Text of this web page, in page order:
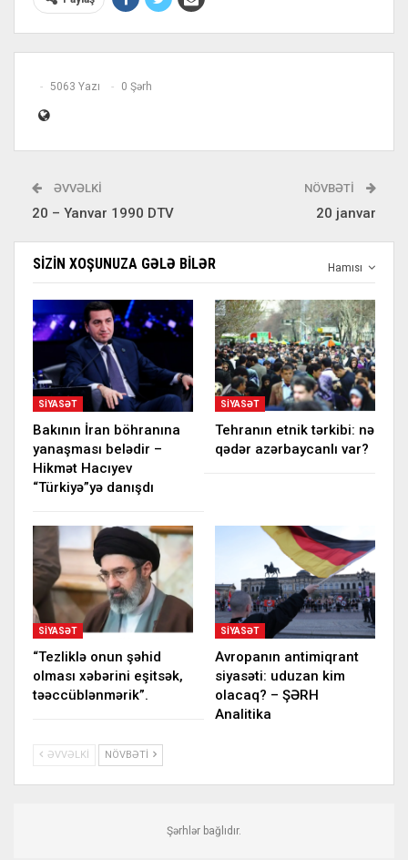
5063 Yazı 0 Şərh
ƏVVƏLKI
20 – Yanvar 1990 DTV
NÖVBƏTI
20 janvar
Hamısı
SIZIN XOŞUNUZA GƏLƏ BILƏR
SIYASƏT
Bakının İran böhranına
yanaşması belədir –
Hikmət Hacıyev
“Türkiyə”yə danışdı
SIYASƏT
Tehranın etnik tərkibi: nə
qədər azərbaycanlı var?
SIYASƏT
“Tezliklə onun şəhid
olması xəbərini eşitsək,
təəccüblənmərik”.
SIYASƏT
Avropanın antimiqrant
siyasəti: uduzan kim
olacaq? – ŞƏRH
Analitika
ƏVVƏLKI NÖVBƏTI
Şərhlər bağlıdır.